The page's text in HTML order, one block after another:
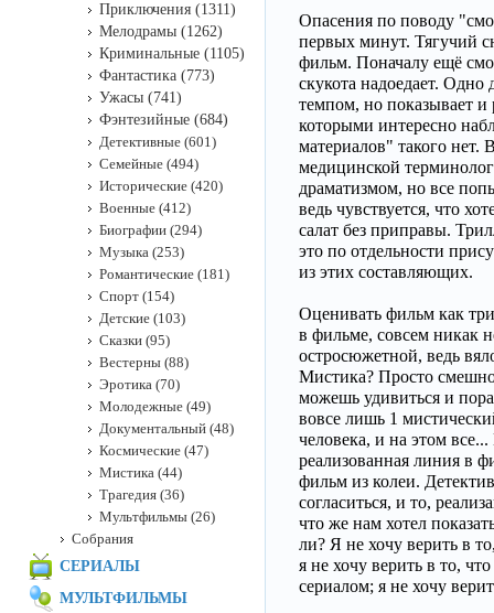
Опасения по поводу
первых минут. Тягучий
фильм. Поначалу ещё
скукота надоедает.
темпом, но показывает и
которыми интересно
материалов" такого нет.
медицинской
драматизмом, но все
ведь чувствуется, что
салат без приправы.
это по отдельности
из этих составляющих.
Оценивать фильм как
в фильме, совсем никак
остросюжетной, ведь
Мистика? Просто
можешь удивиться и
вовсе лишь 1
человека, и на этом
реализованная линия в
фильм из колеи.
согласиться, и то,
что же нам хотел
ли? Я не хочу верить в
я не хочу верить в то,
сериалом; я не хочу
Приключения (1311)
Мелодрамы (1262)
Криминальные (1105)
Фантастика (773)
Ужасы (741)
Фэнтезийные (684)
Детективные (601)
Семейные (494)
Исторические (420)
Военные (412)
Биографии (294)
Музыка (253)
Романтические (181)
Спорт (154)
Детские (103)
Сказки (95)
Вестерны (88)
Эротика (70)
Молодежные (49)
Документальный (48)
Космические (47)
Мистика (44)
Трагедия (36)
Мультфильмы (26)
Собрания
СЕРИАЛЫ
МУЛЬТФИЛЬМЫ